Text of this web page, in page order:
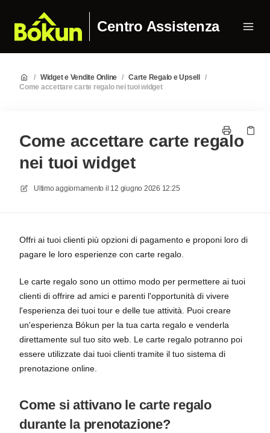
Centro Assistenza
/ Widget e Vendite Online / Carte Regalo e Upsell
/
Come accettare carte regalo nei tuoi widget
Come accettare carte regalo
nei tuoi widget
Ultimo aggiornamento il 12 giugno 2026 12:25
Offri ai tuoi clienti più opzioni di pagamento e proponi loro di
pagare le loro esperienze con carte regalo.
Le carte regalo sono un ottimo modo per permettere ai tuoi
clienti di offrire ad amici e parenti l'opportunità di vivere
l'esperienza dei tuoi tour e delle tue attività. Puoi creare
un'esperienza Bókun per la tua carta regalo e venderla
direttamente sul tuo sito web. Le carte regalo potranno poi
essere utilizzate dai tuoi clienti tramite il tuo sistema di
prenotazione online.
Come si attivano le carte regalo
durante la prenotazione?